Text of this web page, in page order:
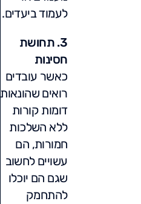
לעמוד ביעדים.
3. תחושת
חסינות
כאשר עובדים
רואים שהונאות
דומות קורות
ללא השלכות
חמורות, הם
עשויים לחשוב
שגם הם יוכלו
להתחמק